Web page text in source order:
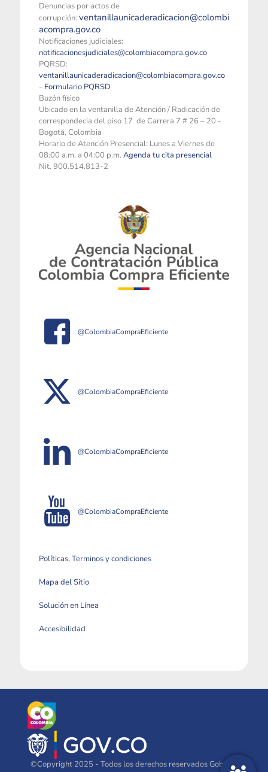
Denuncias por actos de
corrupción: ventanillaunicaderadicacion@colombi
acompra.gov.co
Notificaciones judiciales:
notificacionesjudiciales@colombiacompra.gov.co
PQRSD:
ventanillaunicaderadicacion@colombiacompra.gov.co
- Formulario PQRSD
Buzón físico
Ubicado en la ventanilla de Atención / Radicación de
correspondecia del piso 17 de Carrera 7 # 26 – 20 -
Bogotá, Colombia
Horario de Atención Presencial: Lunes a Viernes de
08:00 a.m. a 04:00 p.m. Agenda tu cita presencial
Nit. 900.514.813-2
@ColombiaCompraEficiente
@ColombiaCompraEficiente
@ColombiaCompraEficiente
@ColombiaCompraEficiente
Políticas, Terminos y condiciones
Mapa del Sitio
Solución en Línea
Accesibilidad
©Copyright 2025 - Todos los derechos reservados Gobierno